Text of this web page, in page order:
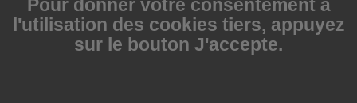
Pour donner votre consentement à
l'utilisation des cookies tiers, appuyez
sur le bouton J'accepte.